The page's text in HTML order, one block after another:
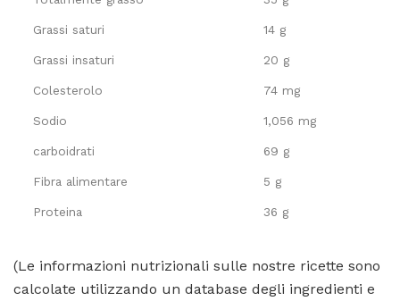
Grassi saturi 14 g
Grassi insaturi 20 g
Colesterolo 74 mg
Sodio 1,056 mg
carboidrati 69 g
Fibra alimentare 5 g
Proteina 36 g
(Le informazioni nutrizionali sulle nostre ricette sono
calcolate utilizzando un database degli ingredienti e